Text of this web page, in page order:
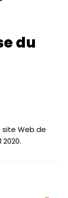
du
site Web de